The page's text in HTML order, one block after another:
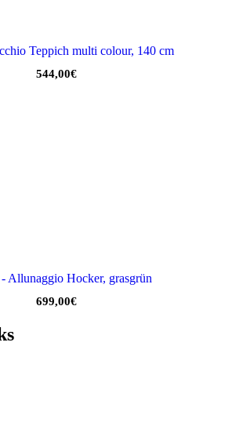
Teppich multi colour, 140 cm
544,00€
Allunaggio Hocker, grasgrün
699,00€